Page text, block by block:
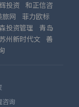
投资 和正信咨
旅网
菲力欧标
投资管理
青岛
苏州新时代文 善
咨询